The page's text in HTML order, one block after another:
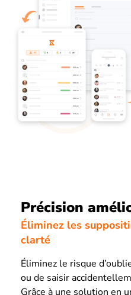
Précision
Éliminez les
clarté
Éliminez le risque
ou de saisir
Grâce à une solution en